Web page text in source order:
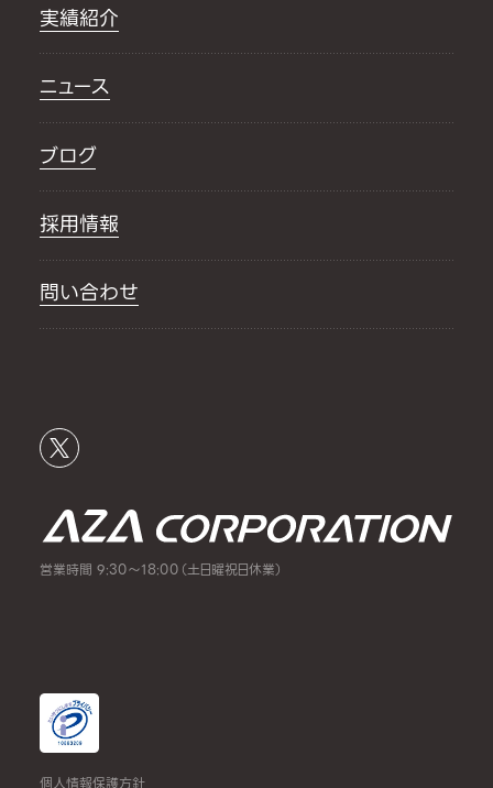
実績紹介
ニュース
ブログ
採用情報
問い合わせ
営業時間 9:30～18:00（土日曜祝日休業）
個人情報保護方針